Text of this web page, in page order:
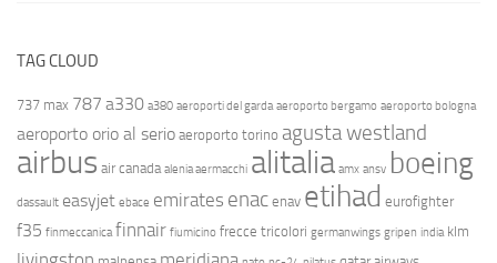
TAG CLOUD
737 max 787 a330 a380 aeroporti del garda aeroporto bergamo aeroporto bologna
aeroporto orio al serio aeroporto torino agusta westland
airbus air canada alenia aermacchi alitalia amx ansv boeing
dassault easyjet ebace emirates enac enav etihad eurofighter
f35 finmeccanica finnair fiumicino frecce tricolori germanwings gripen india klm